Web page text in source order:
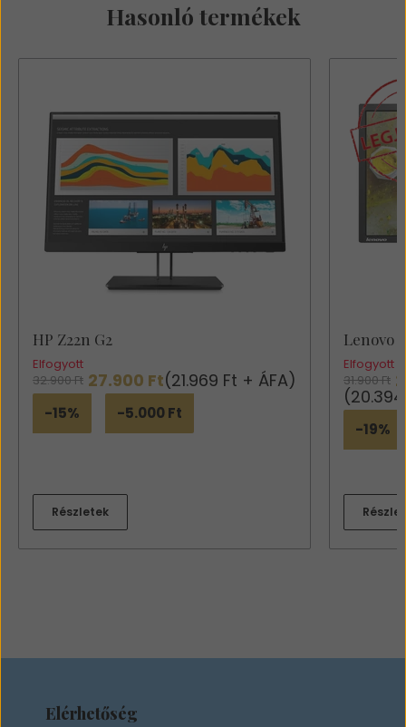
Írja meg véleményét!
Értékelem a terméket
Hasonló termékek
HP Z22n G2
Elfogyott
32.900 Ft 27.900 Ft(21.969 Ft + ÁFA)
-15% -5.000 Ft
Részletek
Lenovo
Elfogyott
31.900 Ft
-19%
Elérhetőség